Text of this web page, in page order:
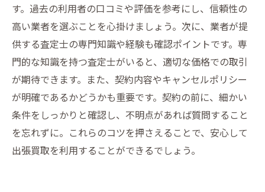
す。過去の利用者の口コミや評価を参考にし、信頼性の
高い業者を選ぶことを心掛けましょう。次に、業者が提
供する査定士の専門知識や経験も確認ポイントです。専
門的な知識を持つ査定士がいると、適切な価格での取引
が期待できます。また、契約内容やキャンセルポリシー
が明確であるかどうかも重要です。契約の前に、細かい
条件をしっかりと確認し、不明点があれば質問すること
を忘れずに。これらのコツを押さえることで、安心して
出張買取を利用することができるでしょう。